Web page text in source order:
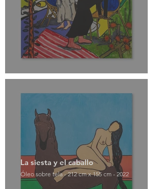
La siesta y el caballo
Óleo sobre tela - 212 cm x 155 cm - 2022